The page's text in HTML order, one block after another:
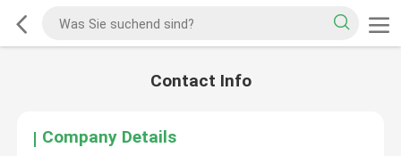
Contact Info
Company Details